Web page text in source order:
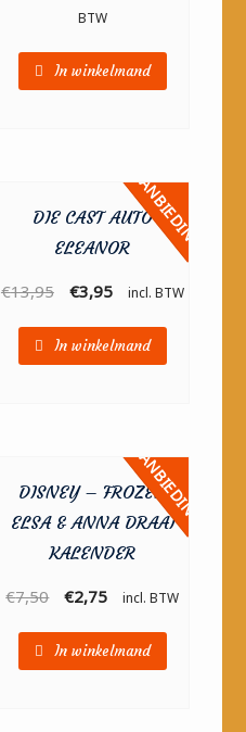
BTW
In winkelmand
AANBIEDING!
DIE CAST AUTO
ELEANOR
€13,95 €3,95 incl. BTW
In winkelmand
AANBIEDING!
DISNEY – FROZEN
ELSA & ANNA DRAAI
KALENDER
€7,50 €2,75 incl. BTW
In winkelmand